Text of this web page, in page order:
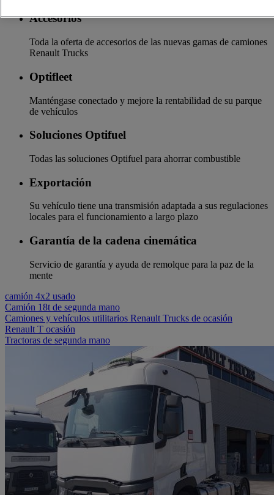
Accesorios
Toda la oferta de accesorios de las nuevas gamas de camiones
Renault Trucks
Optifleet
Manténgase conectado y mejore la rentabilidad de su parque
de vehículos
Soluciones Optifuel
Todas las soluciones Optifuel para ahorrar combustible
Exportación
Su vehículo tiene una transmisión adaptada a sus regulaciones
locales para el funcionamiento a largo plazo
Garantía de la cadena cinemática
Servicio de garantía y ayuda de remolque para la paz de la
mente
camión 4x2 usado
Camión 18t de segunda mano
Camiones y vehículos utilitarios Renault Trucks de ocasión
Renault T ocasión
Tractoras de segunda mano